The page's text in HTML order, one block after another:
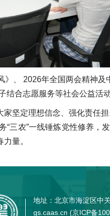
、 2026年全国两会精神
合志愿服务等社会公益活
坚定理想信念、强化责任
农”一线锤炼党性修养，
量。
地址：北京市海淀区中
gs.caas.cn (京ICP备